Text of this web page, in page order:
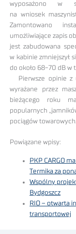
wyposażono w
na wniosek
Zamontowano
umożliwiające zapis
jest zabudowana
w kabinie zmniejszył
do około 68-70 dB w
Pierwsze opinie z
wyrażane przez
bieżącego roku
popularnych
pociągów towarowych.
Powiązane wpisy:
PKP CARGO
Termika za
Wspólny
Bydgoszcz
RIO – otwarta
transportowej